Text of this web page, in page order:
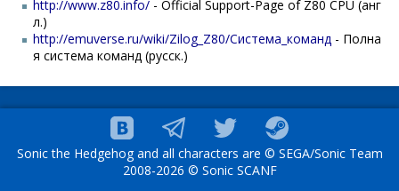
http://www.z80.info/ - Official Support-Page of Z80 CPU (анг
л.)
http://emuverse.ru/wiki/Zilog_Z80/Система_команд - Полна
я система команд (русск.)
Sonic the Hedgehog and all characters are © SEGA/Sonic Team
2008-2026 © Sonic SCANF